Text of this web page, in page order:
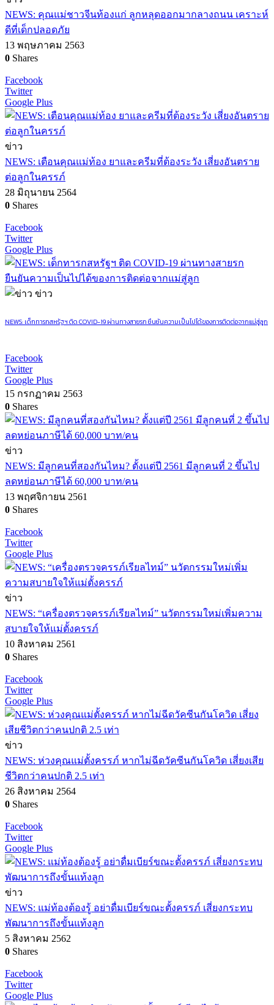
NEWS: คุณแม่ชาวจีนท้องแก่ ลูกหลุดออกมากลางถนน เคราะห์
ดีที่เด็กปลอดภัย
13 พฤษภาคม 2563
0 Shares
Facebook
Twitter
Google Plus
ข่าว
NEWS: เตือนคุณแม่ท้อง ยาและครีมที่ต้องระวัง เสี่ยงอันตราย
ต่อลูกในครรภ์
28 มิถุนายน 2564
0 Shares
Facebook
Twitter
Google Plus
ข่าว
NEWS: เด็กทารกสหรัฐฯ ติด COVID-19 ผ่านทางสายรก ยืนยันความเป็นไปได้ของการติดต่อจากแม่สู่ลูก
Facebook
Twitter
Google Plus
15 กรกฏาคม 2563
0 Shares
ข่าว
NEWS: มีลูกคนที่สองกันไหม? ตั้งแต่ปี 2561 มีลูกคนที่ 2 ขึ้นไป
ลดหย่อนภาษีได้ 60,000 บาท/คน
13 พฤศจิกายน 2561
0 Shares
Facebook
Twitter
Google Plus
ข่าว
NEWS: “เครื่องตรวจครรภ์เรียลไทม์” นวัตกรรมใหม่เพิ่มความ
สบายใจให้แม่ตั้งครรภ์
10 สิงหาคม 2561
0 Shares
Facebook
Twitter
Google Plus
ข่าว
NEWS: ห่วงคุณแม่ตั้งครรภ์ หากไม่ฉีดวัคซีนกันโควิด เสี่ยงเสีย
ชีวิตกว่าคนปกติ 2.5 เท่า
26 สิงหาคม 2564
0 Shares
Facebook
Twitter
Google Plus
ข่าว
NEWS: แม่ท้องต้องรู้ อย่าดื่มเบียร์ขณะตั้งครรภ์ เสี่ยงกระทบ
พัฒนาการถึงขั้นแท้งลูก
5 สิงหาคม 2562
0 Shares
Facebook
Twitter
Google Plus